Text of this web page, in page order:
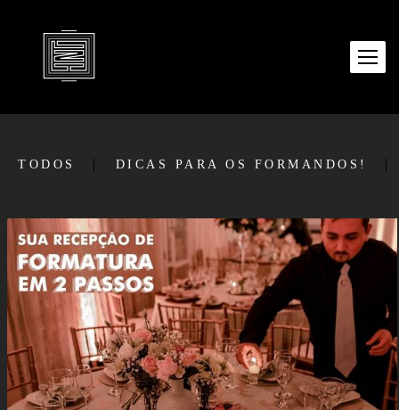
TODOS DICAS PARA OS FORMANDOS!